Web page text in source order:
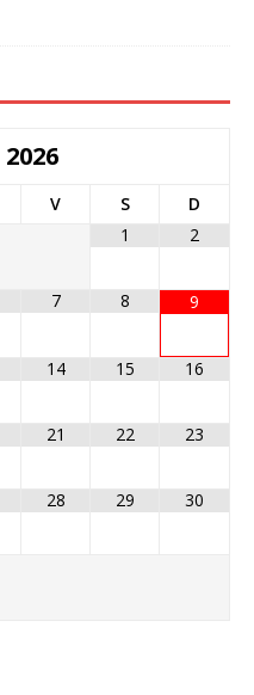
2026
V S
D
1
2
7 8 9
14 15 16
21 22 23
28 29 30